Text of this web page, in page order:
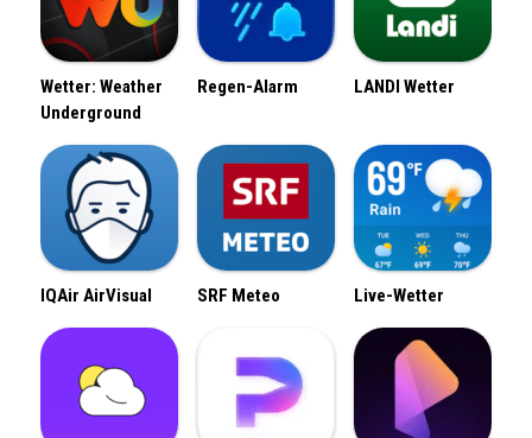
Wetter: Weather
Underground
Regen-Alarm LANDI Wetter
IQAir AirVisual SRF Meteo Live-Wetter